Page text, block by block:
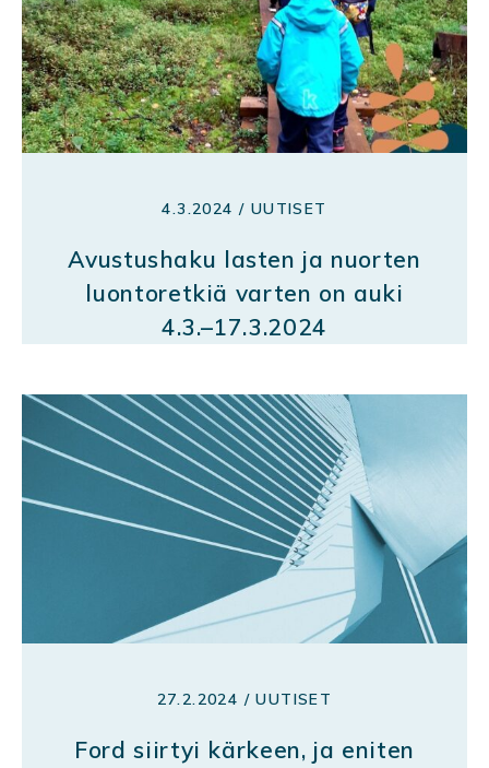
4.3.2024 / UUTISET
Avustushaku lasten ja nuorten
luontoretkiä varten on auki
4.3.–17.3.2024
27.2.2024 / UUTISET
Ford siirtyi kärkeen, ja eniten